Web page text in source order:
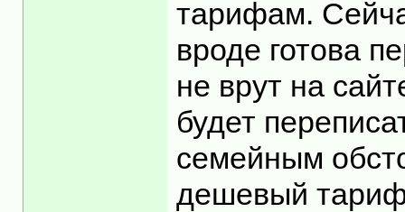
тарифам.
вроде готова
не врут на
будет
семейным
дешевый тариф